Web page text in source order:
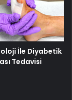
İle Diyabetik
Tedavisi